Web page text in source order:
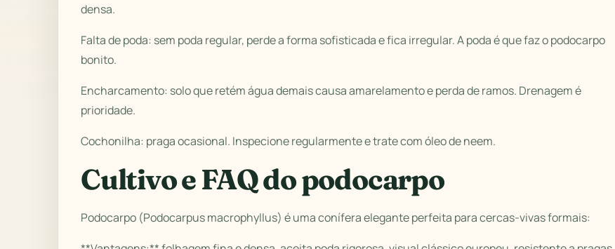
densa.
Falta de poda: sem poda regular, perde a forma sofisticada e fica irregular. A poda é que faz o podocarpo
bonito.
Encharcamento: solo que retém água demais causa amarelamento e perda de ramos. Drenagem é
prioridade.
Cochonilha: praga ocasional. Inspecione regularmente e trate com óleo de neem.
Cultivo e FAQ do podocarpo
Podocarpo (Podocarpus macrophyllus) é uma conífera elegante perfeita para cercas-vivas formais: